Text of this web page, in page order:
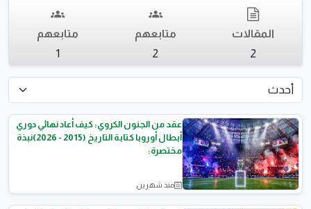
المقالات
2
متابعهم
2
متابعهم
1
أخبار الرياضة
عقد من الجنون الكروي: كيف أعاد نهائي دوري
أبطال أوروبا كتابة التاريخ (2015 - 2026)نبذة
مختصرة:
منذ شهرين